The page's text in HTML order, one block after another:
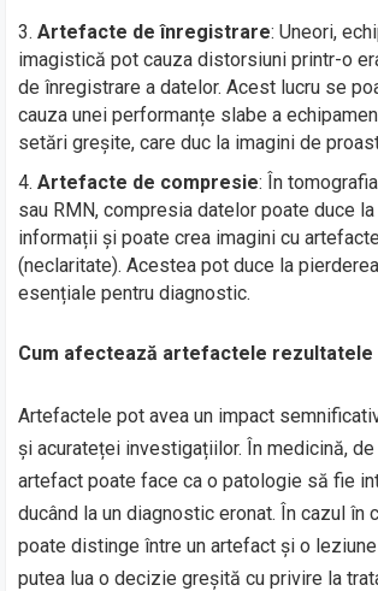
Artefacte de înregistrare: Uneori,
imagistică pot cauza distorsiuni printr-o
de înregistrare a datelor. Acest lucru se
cauza unei performanțe slabe a
setări greșite, care duc la imagini de
Artefacte de compresie: În
sau RMN, compresia datelor poate duce
informații și poate crea imagini cu
(neclaritate). Acestea pot duce la
esențiale pentru diagnostic.
Cum afectează artefactele
Artefactele pot avea un impact
și acurateței investigațiilor. În medicină, de
artefact poate face ca o patologie să fie
ducând la un diagnostic eronat. În cazul în
poate distinge între un artefact și o
putea lua o decizie greșită cu privire la